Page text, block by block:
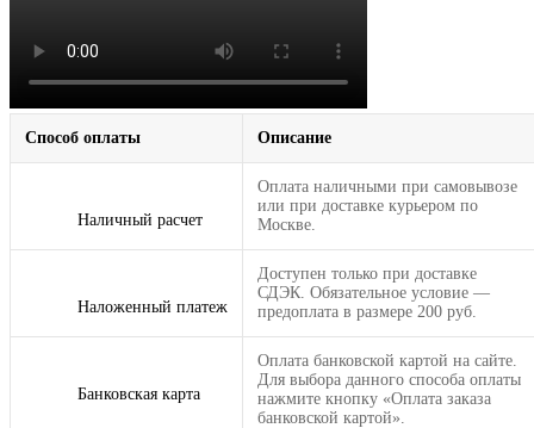
Способ оплаты Описание
Наличный расчет
Оплата наличными при самовывозе
или при доставке курьером по
Москве.
Наложенный платеж
Доступен только при доставке
СДЭК. Обязательное условие —
предоплата в размере 200 руб.
Банковская карта
Оплата банковской картой на сайте.
Для выбора данного способа оплаты
нажмите кнопку «Оплата заказа
банковской картой».